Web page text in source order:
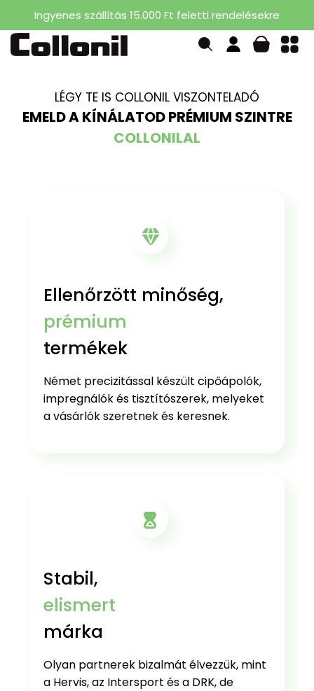
Ingyenes szállítás 15.000 Ft feletti rendelésekre
LÉGY TE IS COLLONIL VISZONTELADÓ
EMELD A KÍNÁLATOD PRÉMIUM SZINTRE
COLLONILAL
Ellenőrzött minőség,
prémium
termékek
Német precizitással készült cipőápolók,
impregnálók és tisztítószerek, melyeket
a vásárlók szeretnek és keresnek.
Stabil,
elismert
márka
Olyan partnerek bizalmát élvezzük, mint
a Hervis, az Intersport és a DRK, de